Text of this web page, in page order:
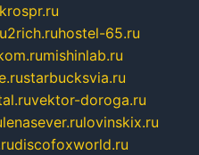
krospr.ru
2rich.ruhostel-65.ru
mishinlab.ru
starbucksvia.ru
vektor-doroga.ru
lenasever.rulovinskix.ru
discofoxworld.ru